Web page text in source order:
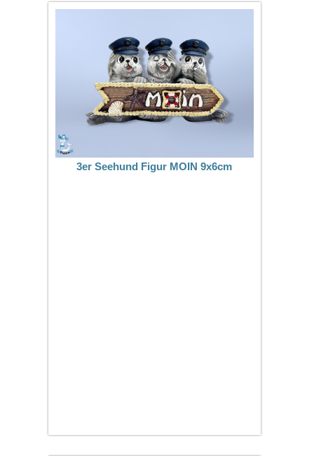
3er Seehund Figur MOIN 9x6cm